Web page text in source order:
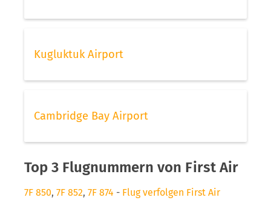
Kugluktuk Airport
Cambridge Bay Airport
Top 3 Flugnummern von First Air
7F 850, 7F 852, 7F 874 - Flug verfolgen First Air